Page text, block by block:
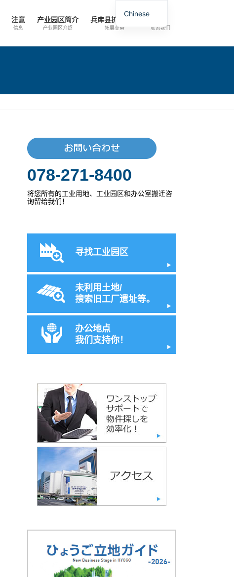
注意
信息
产业园区简介
产业园区介绍
兵库县扩张指南
拓展业务 联系我们
078-271-8400
将您所有的工业用地、工业园区和办公室搬迁咨
询留给我们！
寻找工业园区
未利用土地/
搜索旧工厂遗址等。
办公地点
我们支持你！
Chinese